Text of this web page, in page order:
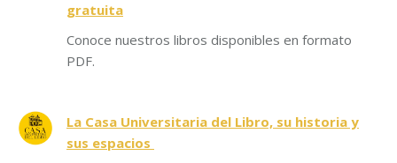
gratuita
Conoce nuestros libros disponibles en formato
PDF.
La Casa Universitaria del Libro, su historia y
sus espacios